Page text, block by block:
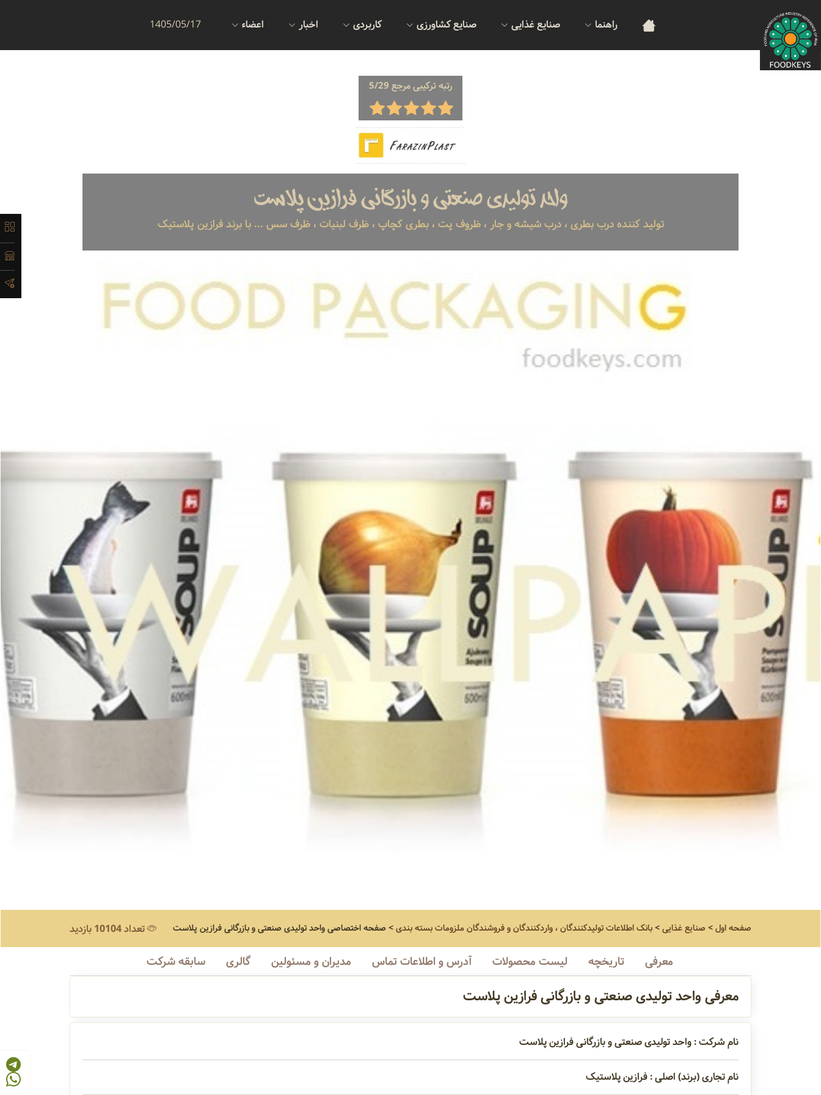
راهنما صنایع غذایی صنایع کشاورزی کاربردی اخبار اعضاء 1405/05/17
رتبه ترکیبی مرجع 5/29
واحد تولیدی صنعتی و بازرگانی فرازین پلاست
تولید کننده درب بطری ، درب شیشه و جار ، ظروف پت ، بطری کچاپ ، ظرف لبنیات ، ظرف سس ... با برند فرازین پلاستیک
تعداد 10104 بازدید صفحه اول> صنایع غذایی>بانک اطلاعات تولیدکنندگان ، واردکنندگان و فروشندگان ملزومات بسته بندی> صفحه اختصاصیواحد تولیدی صنعتی و بازرگانی فرازین پلاست
معرفی تاریخچه لیست محصولات آدرس و اطلاعات تماس مدیران و مسئولین گالری سابقه شرکت
معرفی واحد تولیدی صنعتی و بازرگانی فرازین پلاست
نام شرکت : واحد تولیدی صنعتی و بازرگانی فرازین پلاست
نام تجاری (برند) اصلی : فرازین پلاستیک